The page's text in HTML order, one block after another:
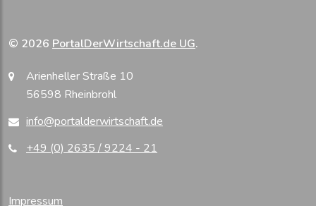
© 2026 PortalDerWirtschaft.de UG.
Arienheller Straße 10
56598 Rheinbrohl
info@portalderwirtschaft.de
+49 (0) 2635 / 9224 - 21
Impressum